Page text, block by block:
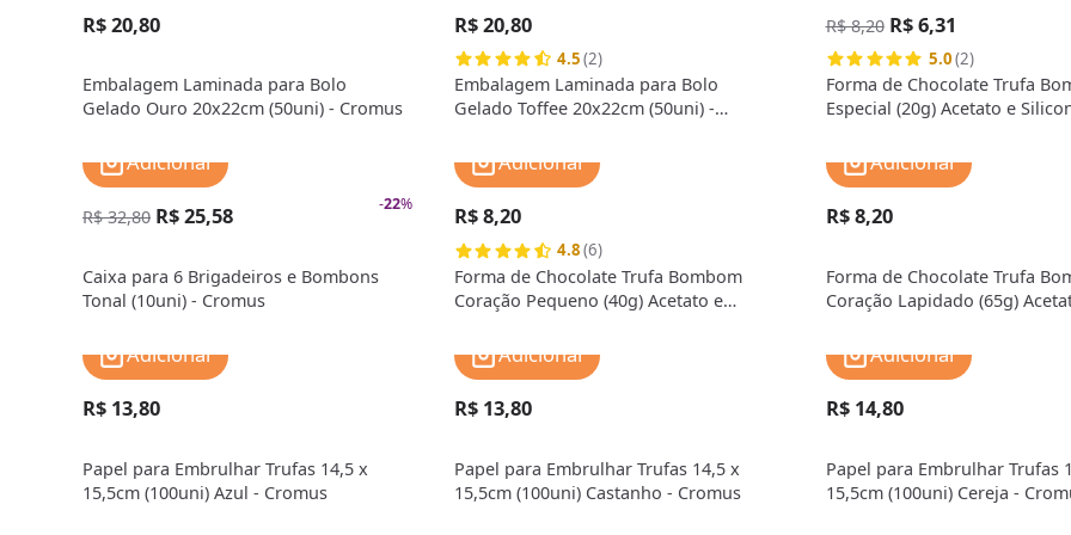
R$ 20,80
Embalagem Laminada para Bolo
Gelado Ouro 20x22cm (50uni) - Cromus
R$ 20,80
4.5(2)
Embalagem Laminada para Bolo
Gelado Toffee 20x22cm (50uni) -
R$ 8,20 R$ 6,31
5.0(2)
Forma de Chocolate Trufa
Especial (20g) Acetato e
-22%
R$ 32,80 R$ 25,58
Caixa para 6 Brigadeiros e Bombons
Tonal (10uni) - Cromus
Adicionar
R$ 8,20
4.8(6)
Forma de Chocolate Trufa Bombom
Coração Pequeno (40g) Acetato e
Adicionar
R$ 8,20
Forma de Chocolate Trufa
Coração Lapidado (65g)
Adicionar
R$ 13,80
Papel para Embrulhar Trufas 14,5 x
15,5cm (100uni) Azul - Cromus
Adicionar
R$ 13,80
Papel para Embrulhar Trufas 14,5 x
15,5cm (100uni) Castanho - Cromus
Adicionar
R$ 14,80
Papel para Embrulhar Trufas
15,5cm (100uni) Cereja -
Adicionar